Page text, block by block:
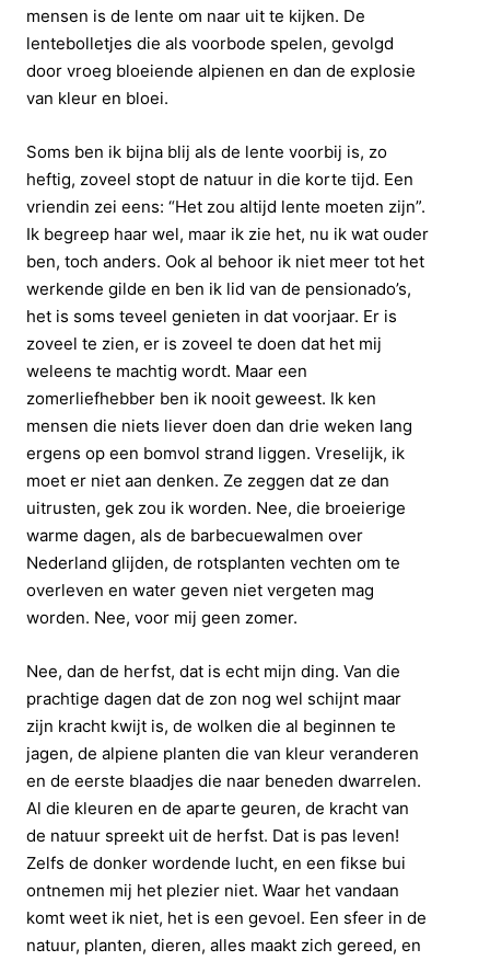
mensen is de lente om naar uit te kijken. De
lentebolletjes die als voorbode spelen, gevolgd
door vroeg bloeiende alpienen en dan de explosie
van kleur en bloei.
Soms ben ik bijna blij als de lente voorbij is, zo
heftig, zoveel stopt de natuur in die korte tijd. Een
vriendin zei eens: “Het zou altijd lente moeten zijn”.
Ik begreep haar wel, maar ik zie het, nu ik wat ouder
ben, toch anders. Ook al behoor ik niet meer tot het
werkende gilde en ben ik lid van de pensionado’s,
het is soms teveel genieten in dat voorjaar. Er is
zoveel te zien, er is zoveel te doen dat het mij
weleens te machtig wordt. Maar een
zomerliefhebber ben ik nooit geweest. Ik ken
mensen die niets liever doen dan drie weken lang
ergens op een bomvol strand liggen. Vreselijk, ik
moet er niet aan denken. Ze zeggen dat ze dan
uitrusten, gek zou ik worden. Nee, die broeierige
warme dagen, als de barbecuewalmen over
Nederland glijden, de rotsplanten vechten om te
overleven en water geven niet vergeten mag
worden. Nee, voor mij geen zomer.
Nee, dan de herfst, dat is echt mijn ding. Van die
prachtige dagen dat de zon nog wel schijnt maar
zijn kracht kwijt is, de wolken die al beginnen te
jagen, de alpiene planten die van kleur veranderen
en de eerste blaadjes die naar beneden dwarrelen.
Al die kleuren en de aparte geuren, de kracht van
de natuur spreekt uit de herfst. Dat is pas leven!
Zelfs de donker wordende lucht, en een fikse bui
ontnemen mij het plezier niet. Waar het vandaan
komt weet ik niet, het is een gevoel. Een sfeer in de
natuur, planten, dieren, alles maakt zich gereed, en